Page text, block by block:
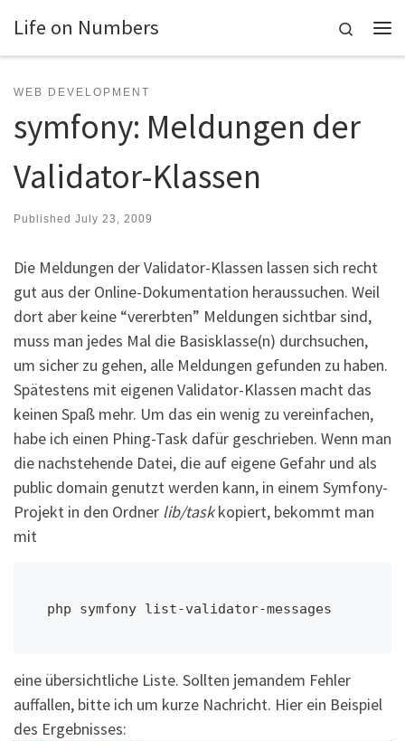
Skip to content
Life on Numbers
Search
WEB DEVELOPMENT
symfony: Meldungen der
Validator-Klassen
Published July 23, 2009
Die Meldungen der Validator-Klassen lassen sich recht
gut aus der Online-Dokumentation heraussuchen. Weil
dort aber keine “vererbten” Meldungen sichtbar sind,
muss man jedes Mal die Basisklasse(n) durchsuchen,
um sicher zu gehen, alle Meldungen gefunden zu haben.
Spätestens mit eigenen Validator-Klassen macht das
keinen Spaß mehr. Um das ein wenig zu vereinfachen,
habe ich einen Phing-Task dafür geschrieben. Wenn man
die nachstehende Datei, die auf eigene Gefahr und als
public domain genutzt werden kann, in einem Symfony-
Projekt in den Ordner lib/taskkopiert, bekommt man
mit
php symfony list-validator-messages
eine übersichtliche Liste. Sollten jemandem Fehler
auffallen, bitte ich um kurze Nachricht. Hier ein Beispiel
des Ergebnisses: